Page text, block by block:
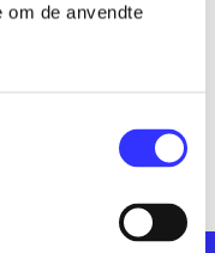
om de anvendte